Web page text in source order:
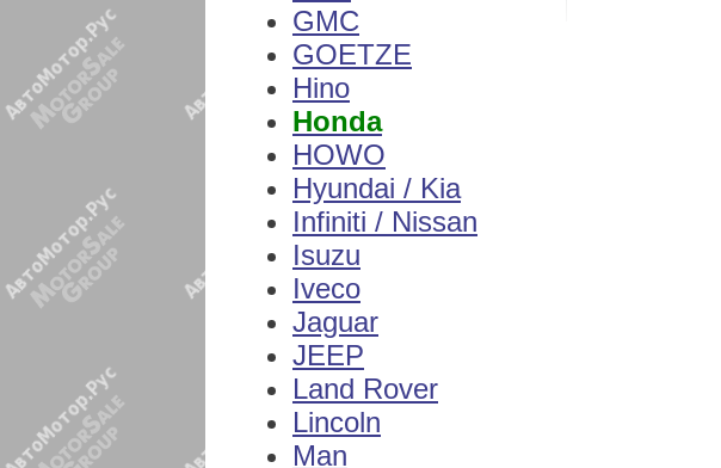
GMC
GOETZE
Hino
Honda
HOWO
Hyundai / Kia
Infiniti / Nissan
Isuzu
Iveco
Jaguar
JEEP
Land Rover
Lincoln
Man